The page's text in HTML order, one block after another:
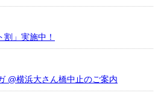
」実施中！
@横浜大さん橋中止のご案内